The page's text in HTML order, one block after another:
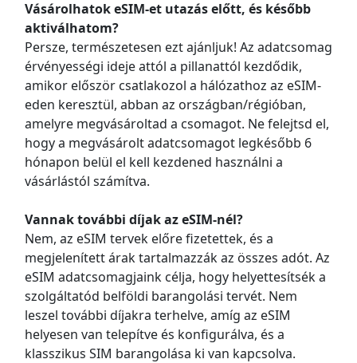
Vásárolhatok eSIM-et utazás előtt, és később
aktiválhatom?
Persze, természetesen ezt ajánljuk! Az adatcsomag
érvényességi ideje attól a pillanattól kezdődik,
amikor először csatlakozol a hálózathoz az eSIM-
eden keresztül, abban az országban/régióban,
amelyre megvásároltad a csomagot. Ne felejtsd el,
hogy a megvásárolt adatcsomagot legkésőbb 6
hónapon belül el kell kezdened használni a
vásárlástól számítva.
Vannak további díjak az eSIM-nél?
Nem, az eSIM tervek előre fizetettek, és a
megjelenített árak tartalmazzák az összes adót. Az
eSIM adatcsomagjaink célja, hogy helyettesítsék a
szolgáltatód belföldi barangolási tervét. Nem
leszel további díjakra terhelve, amíg az eSIM
helyesen van telepítve és konfigurálva, és a
klasszikus SIM barangolása ki van kapcsolva.